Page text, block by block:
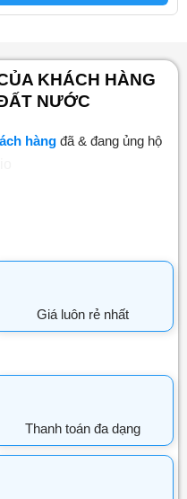
KHÁCH HÀNG
NƯỚC
hàng đã & đang ủng hộ
Giá luôn rẻ nhất
Thanh toán đa dạng